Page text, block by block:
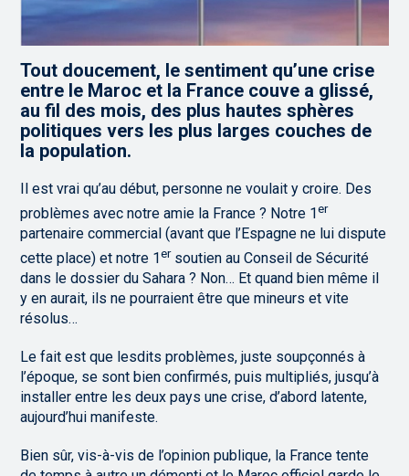
Tout doucement, le sentiment qu’une crise
entre le Maroc et la France couve a glissé,
au fil des mois, des plus hautes sphères
politiques vers les plus larges couches de
la population.
Il est vrai qu’au début, personne ne voulait y croire. Des
problèmes avec notre amie la France ? Notre 1er
partenaire commercial (avant que l’Espagne ne lui dispute
cette place) et notre 1er soutien au Conseil de Sécurité
dans le dossier du Sahara ? Non… Et quand bien même il
y en aurait, ils ne pourraient être que mineurs et vite
résolus…
Le fait est que lesdits problèmes, juste soupçonnés à
l’époque, se sont bien confirmés, puis multipliés, jusqu’à
installer entre les deux pays une crise, d’abord latente,
aujourd’hui manifeste.
Bien sûr, vis-à-vis de l’opinion publique, la France tente